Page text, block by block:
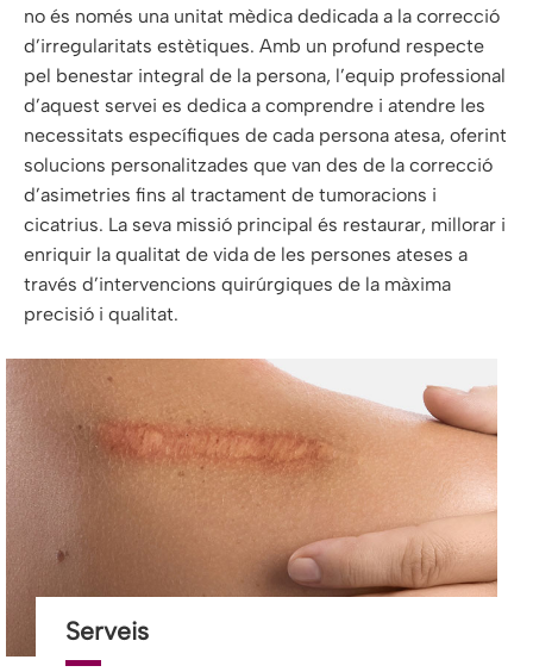
no és només una unitat mèdica dedicada a la correcció
d’irregularitats estètiques. Amb un profund respecte
pel benestar integral de la persona, l’equip professional
d’aquest servei es dedica a comprendre i atendre les
necessitats específiques de cada persona atesa, oferint
solucions personalitzades que van des de la correcció
d’asimetries fins al tractament de tumoracions i
cicatrius. La seva missió principal és restaurar, millorar i
enriquir la qualitat de vida de les persones ateses a
través d’intervencions quirúrgiques de la màxima
precisió i qualitat.
Serveis